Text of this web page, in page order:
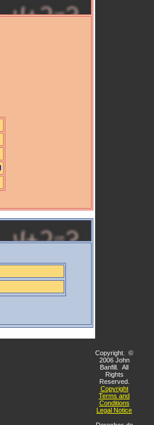
Copyright. ©
2006 John
Banfill. All
Rights
Reserved.
Copyright
Terms and
Conditions
Legal Notice